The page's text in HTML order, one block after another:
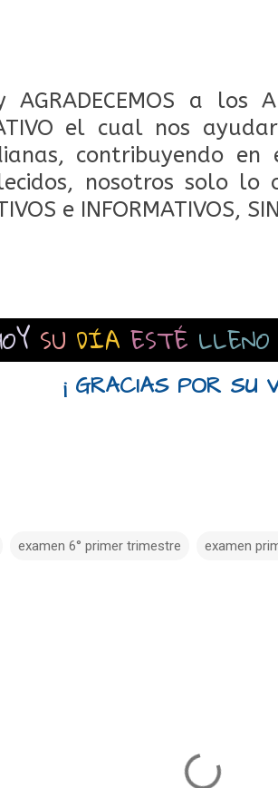
AGRADECEMOS a los
el cual nos
contribuyendo
nosotros solo lo
e INFORMATIVOS,
SU DÍA ESTÉ LLENO
¡ GRACIAS POR SU
examen 6° primer trimestre examen